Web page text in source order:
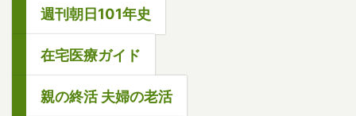
週刊朝日101年史
在宅医療ガイド
親の終活 夫婦の老活